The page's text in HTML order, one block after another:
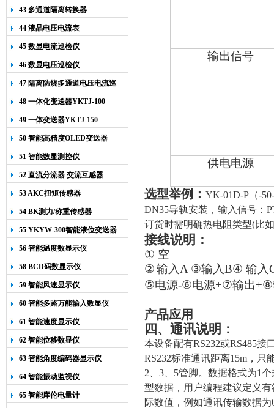
43 多通道隔离转换器
44 液晶电压电流表
45 数显电流巡检仪
46 数显电压巡检仪
47 隔离防烧多通道电压电流巡
检仪
48 一体化变送器YKTJ-100
49 一体变送器YKTJ-150
50 智能高精度OLED变送器
YK-218
51 智能数显测控仪
52 直流分流器 交流互感器
53 AKC扭矩传感器
54 BK测力/称重传感器
55 YKYW-300智能液位变送器
56 智能温度数显示仪
58 BCD码数显示仪
59 智能风速显示仪
60 智能多路万能输入数显仪
61 智能速度显示仪
62 智能位移数显仪
63 智能角度编码器显示仪
64 智能振动监视仪
65 智能库伦电量计
输出信号
供电电源
选型举例： YK-01D-P （-
DN35导轨安装，输入信号：
订货时需明确热电阻类型(比如
接线说明：
① 空
②输入A ③输入B④ 输入
⑤电源-⑥电源+⑦输出+⑧
产品应用
四、通讯说明：
本设备配有RS232或RS485接
RS232标准通讯距离15m，只
2、3、5管脚。数据格式为1
型数据，用户编程建议定义
际数值，例如通讯传输数据